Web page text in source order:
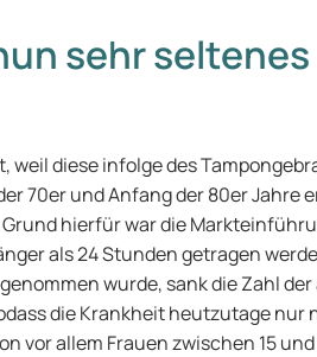
sehr seltenes
weil diese infolge des
70er und Anfang der 80er Jahre
hierfür war die
als 24 Stunden getragen
wurde, sank die Zahl der
die Krankheit heutzutage nur
vor allem Frauen zwischen 15